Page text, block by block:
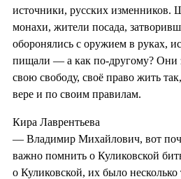
источники, русских изменников.
монахи, жители посада,
оборонялись с оружием в руках,
пищали — а как по-другому? Они
свою свободу, своё право жить
вере и по своим правилам.
Кира Лаврентьева
— Владимир Михайлович, вот
важно помнить о Куликовской
о Куликовской, их было